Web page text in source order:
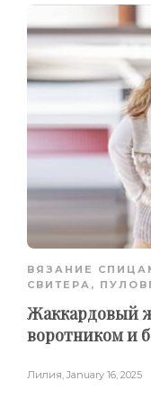
ВЯЗАНИЕ
СВИТЕРА,
Жаккардовый
воротником и
Лилия, January 16, 2025